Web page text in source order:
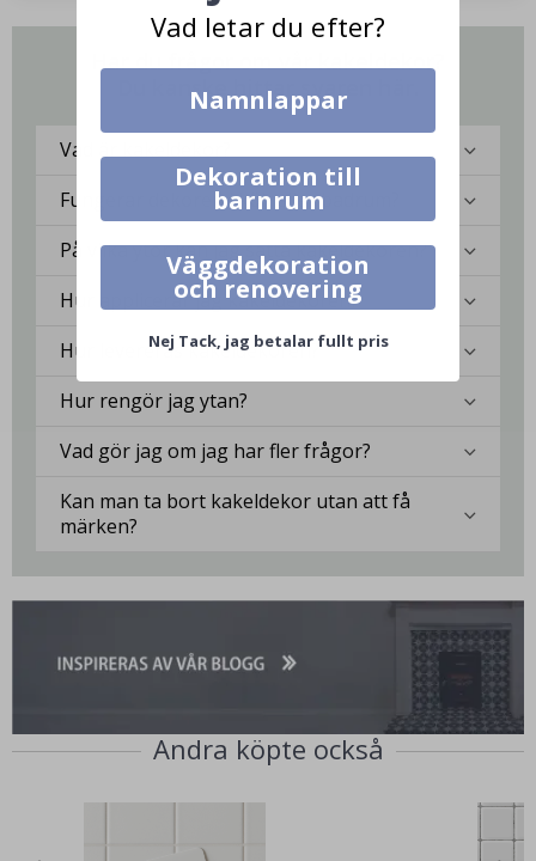
Har du frågor om vår kakeldekor?
Du kanske hittar svaren här.
Vad är kakeldekor?
Fungerar dekoren i kök eller badrum?
På vilka ytor kan jag sätta kakeldekoren?
Hur applicerar jag kakeldekoren?
Hur levereras kakeldekoren?
Hur rengör jag ytan?
Vad gör jag om jag har fler frågor?
Kan man ta bort kakeldekor utan att få
märken?
Andra köpte också
Vad letar du efter?
Namnlappar
Dekoration till
barnrum
Väggdekoration
och renovering
Nej Tack, jag betalar fullt pris